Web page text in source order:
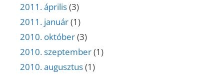
2011. április(3)
2011. január(1)
2010. október(3)
2010. szeptember(1)
2010. augusztus(1)